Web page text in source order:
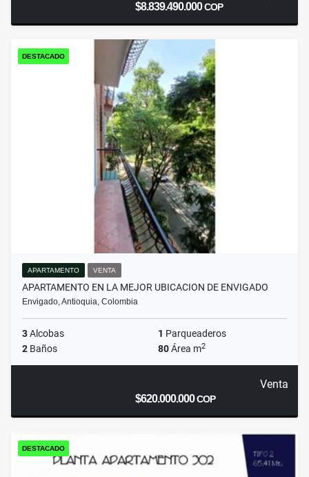
$8.839.490.000COP
DESTACADO
APARTAMENTO VENTA
APARTAMENTO EN LA MEJOR UBICACION DE ENVIGADO
Envigado, Antioquia, Colombia
3Alcobas 1 Parqueaderos
2 Baños 80Área m2
Venta
$620.000.000COP
DESTACADO